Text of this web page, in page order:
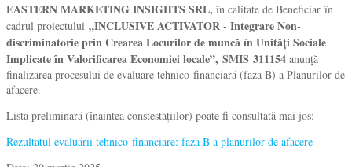
EASTERN MARKETING INSIGHTS SRL, în calitate de Beneficiar în
cadrul proiectului „INCLUSIVE ACTIVATOR - Integrare Non-
discriminatorie prin Crearea Locurilor de muncă în Unități Sociale
Implicate în Valorificarea Economiei locale”, SMIS 311154 anunță
finalizarea procesului de evaluare tehnico-financiară (faza B) a Planurilor de
afacere.
Lista preliminară (înaintea constestațiilor) poate fi consultată mai jos:
Rezultatul evaluării tehnico-financiare: faza B a planurilor de afacere